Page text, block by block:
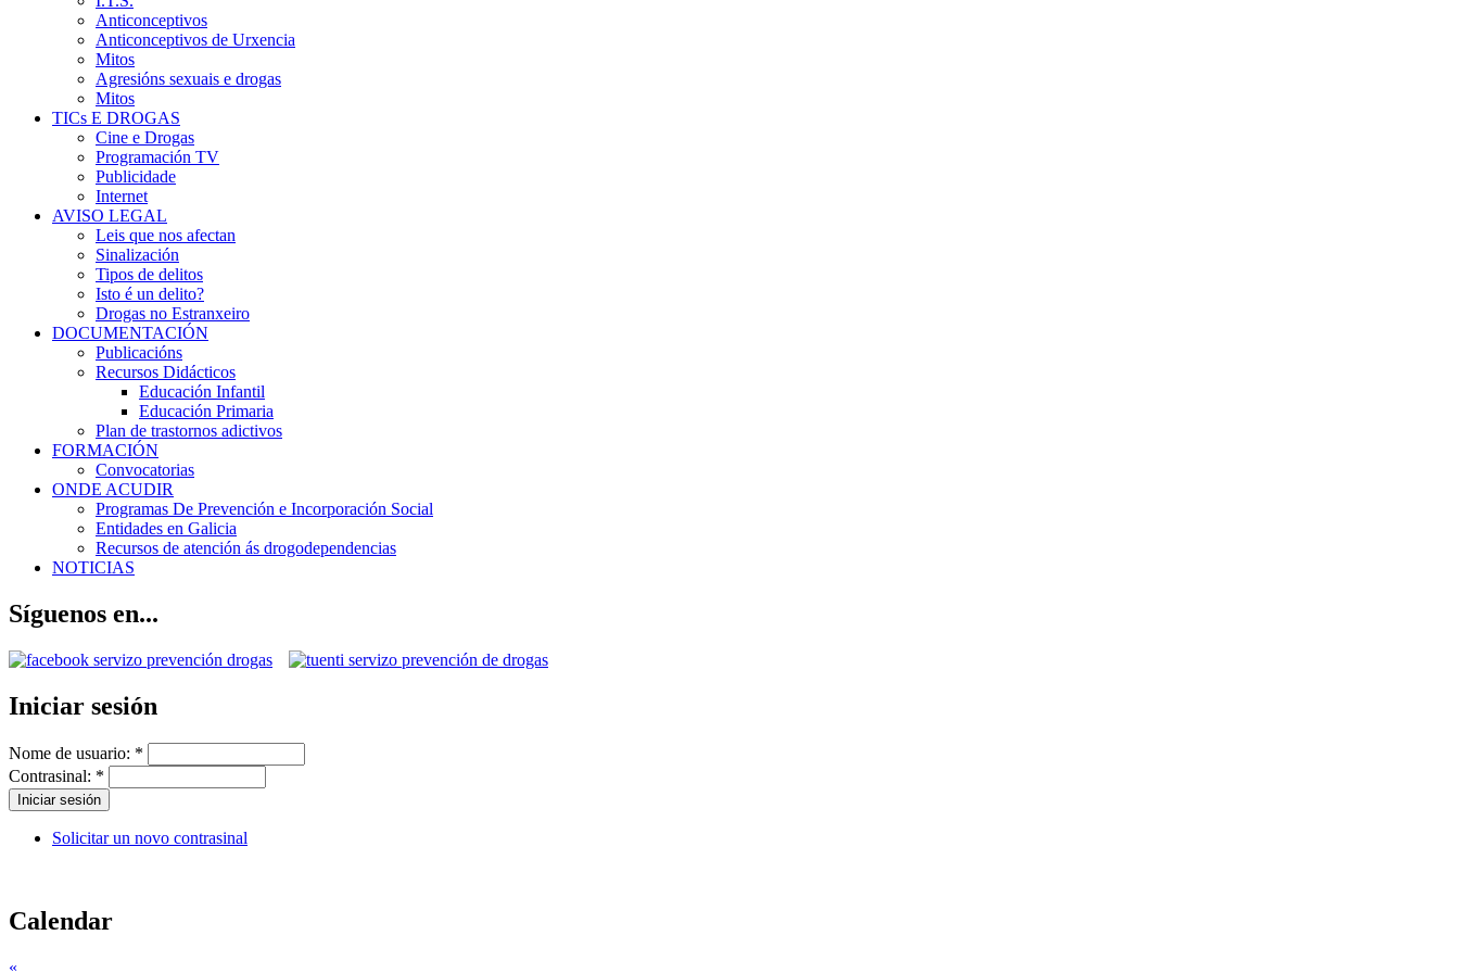
Anticonceptivos
Anticonceptivos de Urxencia
Mitos
Agresións sexuais e drogas
Mitos
TICs E DROGAS
Cine e Drogas
Programación TV
Publicidade
Internet
AVISO LEGAL
Leis que nos afectan
Sinalización
Tipos de delitos
Isto é un delito?
Drogas no Estranxeiro
DOCUMENTACIÓN
Publicacións
Recursos Didácticos
Educación Infantil
Educación Primaria
Plan de trastornos adictivos
FORMACIÓN
Convocatorias
ONDE ACUDIR
Programas De Prevención e Incorporación Social
Entidades en Galicia
Recursos de atención ás drogodependencias
NOTICIAS
Síguenos en...
Iniciar sesión
Nome de usuario: *
Contrasinal: *
Solicitar un novo contrasinal
Calendar
«